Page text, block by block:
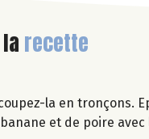
recette
la en tronçons.
banane et de poire